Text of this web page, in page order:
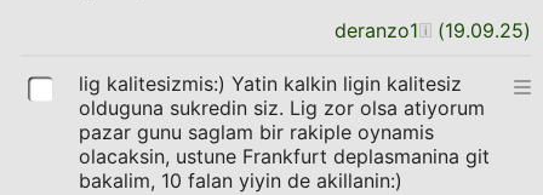
deranzo1 (19.09.25)
lig kalitesizmis:) Yatin kalkin ligin kalitesiz
olduguna sukredin siz. Lig zor olsa atiyorum
pazar gunu saglam bir rakiple oynamis
olacaksin, ustune Frankfurt deplasmanina git
bakalim, 10 falan yiyin de akillanin:)